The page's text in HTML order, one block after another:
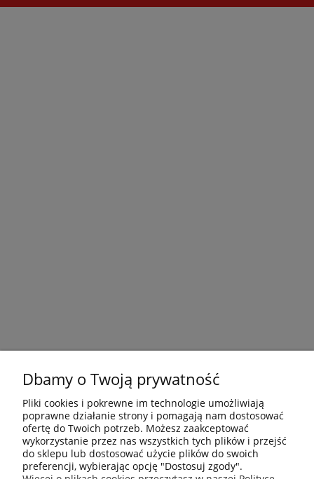
Płatności i dostawa
Dbamy o Twoją prywatność
Pliki cookies i pokrewne im technologie umożliwiają
poprawne działanie strony i pomagają nam dostosować
ofertę do Twoich potrzeb. Możesz zaakceptować
wykorzystanie przez nas wszystkich tych plików i przejść
do sklepu lub dostosować użycie plików do swoich
preferencji, wybierając opcję "Dostosuj zgody".